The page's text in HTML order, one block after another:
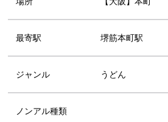
最寄駅 堺筋本町駅
ジャンル うどん
ノンアル種類